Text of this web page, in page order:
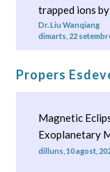
trapped ions
Dr. Liu Wanqiang
dimarts, 22
Propers
Magnetic
Exoplanetary
dilluns, 10 agost,